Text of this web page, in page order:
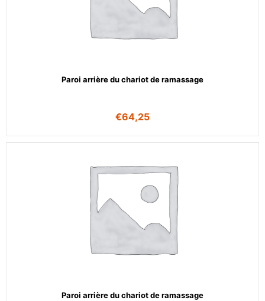
Paroi arrière du chariot de ramassage
€64,25
Paroi arrière du chariot de ramassage